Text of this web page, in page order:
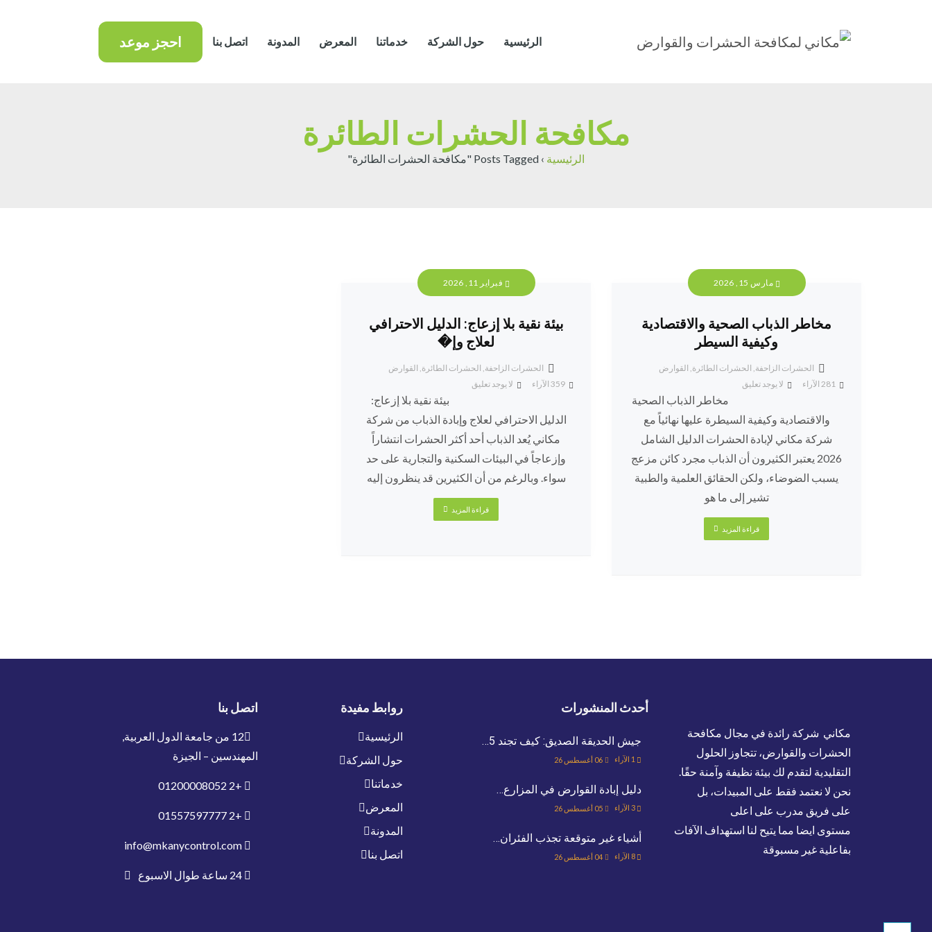
الرئيسية حول الشركة خدماتنا المعرض المدونة اتصل بنا احجز موعد
مكافحة الحشرات الطائرة
الرئيسية › Posts Tagged "مكافحة الحشرات الطائرة"
مارس 15, 2026
مخاطر الذباب الصحية والاقتصادية
وكيفية السيطر
الحشرات الزاحفة, الحشرات الطائرة, القوارض
لا يوجد تعليق
الآراء
مخاطر الذباب الصحية
والاقتصادية وكيفية السيطرة عليها نهائياً مع
شركة مكاني لإبادة الحشرات الدليل الشامل
2026 يعتبر الكثيرون أن الذباب مجرد كائن مزعج
يسبب الضوضاء، ولكن الحقائق العلمية والطبية
تشير إلى ما هو
قراءة المزيد
فبراير 11, 2026
بيئة نقية بلا إزعاج: الدليل الاحترافي
لعلاج وإ�
الحشرات الزاحفة, الحشرات الطائرة, القوارض
لا يوجد تعليق
الآراء
بيئة نقية بلا إزعاج:
الدليل الاحترافي لعلاج وإبادة الذباب من شركة
مكاني يُعد الذباب أحد أكثر الحشرات انتشاراً
وإزعاجاً في البيئات السكنية والتجارية على حد
سواء. وبالرغم من أن الكثيرين قد ينظرون إليه
قراءة المزيد
مكاني شركة رائدة في مجال مكافحة
الحشرات والقوارض، تتجاوز الحلول
التقليدية لتقدم لك بيئة نظيفة وآمنة حقًا.
نحن لا نعتمد فقط على المبيدات، بل
على فريق مدرب على اعلى
مستوى ايضا مما يتيح لنا استهداف الآفات
بفاعلية غير مسبوقة
أحدث المنشورات
جيش الحديقة الصديق: كيف تجند 5…
06 أغسطس 26 الآراء
دليل إبادة القوارض في المزارع…
05 أغسطس 26 3 الآراء
أشياء غير متوقعة تجذب الفئران…
04 أغسطس 26 8 الآراء
روابط مفيدة
الرئيسية
حول الشركة
خدماتنا
المعرض
المدونة
اتصل بنا
اتصل بنا
12 من جامعة الدول العربية,
المهندسين – الجيزة
+2
01200008052
+2
01557597777